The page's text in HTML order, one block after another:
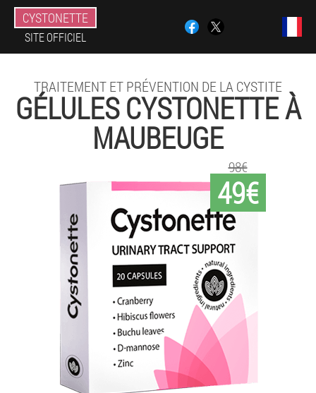
CYSTONETTE
SITE OFFICIEL
TRAITEMENT ET PRÉVENTION DE LA CYSTITE
GÉLULES CYSTONETTE À
MAUBEUGE
49€
98€